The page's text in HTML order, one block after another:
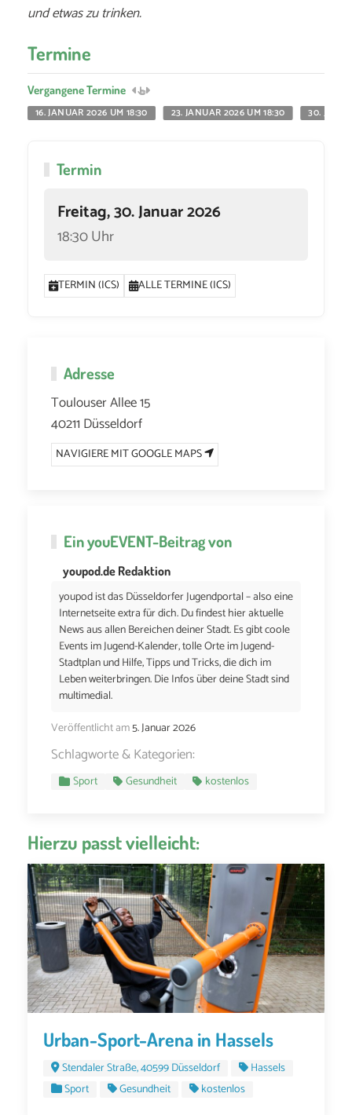
und etwas zu trinken.
Termine
Vergangene Termine
16. JANUAR 2026 UM 18:30
23. JANUAR 2026 UM 18:30 30.
Termin
Freitag, 30. Januar 2026
18:30 Uhr
TERMIN (ICS) ALLE TERMINE (ICS)
Adresse
Toulouser Allee 15
40211 Düsseldorf
NAVIGIERE MIT GOOGLE MAPS
EinyouEVENT-Beitrag von
youpod.de Redaktion
youpod ist das Düsseldorfer Jugendportal – also eine
Internetseite extra für dich. Du findest hier aktuelle
News aus allen Bereichen deiner Stadt. Es gibt coole
Events im Jugend-Kalender, tolle Orte im Jugend-
Stadtplan und Hilfe, Tipps und Tricks, die dich im
Leben weiterbringen. Die Infos über deine Stadt sind
multimedial.
Veröffentlicht am5. Januar 2026
Schlagworte & Kategorien:
Sport Gesundheit kostenlos
Hierzu passt vielleicht:
Urban-Sport-Arena in Hassels
Stendaler Straße, 40599 Düsseldorf
Hassels
Sport
Gesundheit kostenlos